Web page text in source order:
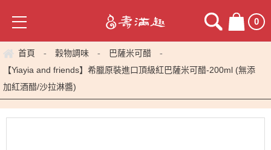
0
首頁 - 穀物調味 - 巴薩米可醋 -
【Yiayia and friends】希臘原裝進口頂級紅巴薩米可醋-200ml (無添
加紅酒醋/沙拉淋醬)